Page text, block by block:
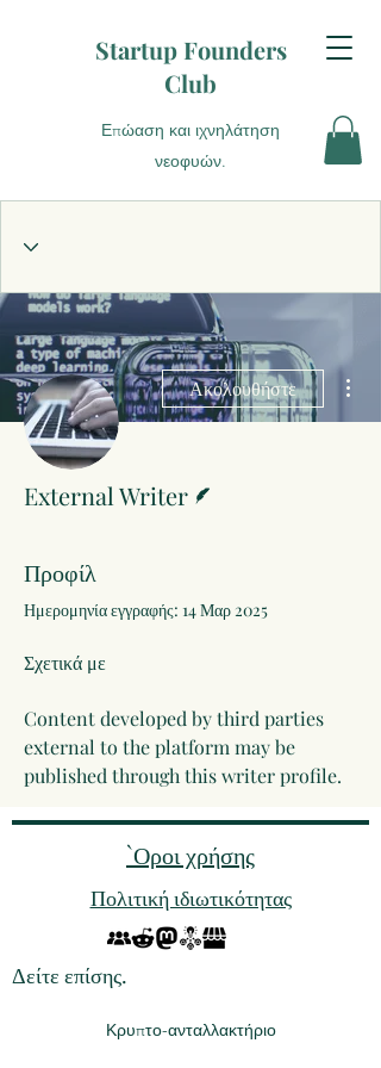
Startup Founders
Club
Επώαση και ιχνηλάτηση
νεοφυών.
Ακολουθήστε
External Writer
Προφίλ
Ημερομηνία εγγραφής: 14 Μαρ 2025
Σχετικά με
Content developed by third parties
external to the platform may be
published through this writer profile.
`Οροι χρήσης
Πολιτική ιδιωτικότητας
Δείτε επίσης.
Κρυπτο-ανταλλακτήριο